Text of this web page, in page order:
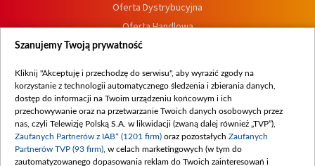
Oferta Dystrybucyjna
Oferta Handlowa
Dostępność
Procedura zgłoszeń wewnętrznych
Szanujemy Twoją prywatność
Kliknij "Akceptuję i przechodzę do serwisu", aby wyrazić zgody na
korzystanie z technologii automatycznego śledzenia i zbierania danych,
dostęp do informacji na Twoim urządzeniu końcowym i ich
przechowywanie oraz na przetwarzanie Twoich danych osobowych przez
nas, czyli Telewizję Polską S.A. w likwidacji (zwaną dalej również „TVP”),
Zaufanych Partnerów z IAB* (1201 firm) oraz pozostałych Zaufanych
Partnerów TVP (93 firm) , w celach marketingowych (w tym do
zautomatyzowanego dopasowania reklam do Twoich zainteresowań i